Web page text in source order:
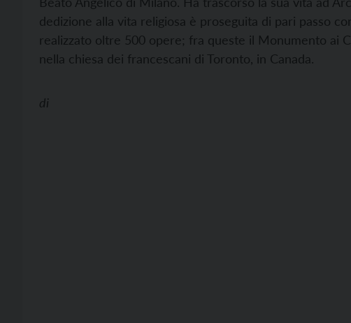
dedizione alla vita religiosa è proseguita di pari passo
realizzato oltre 500 opere; fra queste il Monumento ai
nella chiesa dei francescani di Toronto, in Canada.
di